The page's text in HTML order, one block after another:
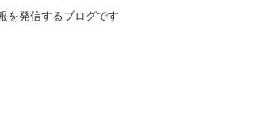
を発信するブログです